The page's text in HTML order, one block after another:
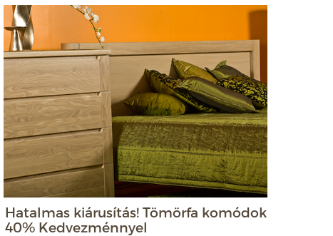
Hatalmas kiárusítás! Tömörfa komódok
40% Kedvezménnyel